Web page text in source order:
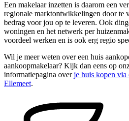
Een makelaar inzetten is daarom een
regionale marktontwikkelingen door te
bedrag voor jou op te leveren. Ook
woningen en het netwerk per
voordeel werken en is ook erg regio
Wil je meer weten over een huis
aankoopmakelaar? Kijk dan eens op
informatiepagina overje huis kopen via
Ellemeet.